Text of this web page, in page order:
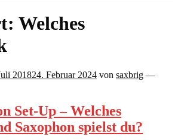
Welches
201824. Februar 2024 von saxbrig —
Set-Up – Welches
Saxophon spielst du?